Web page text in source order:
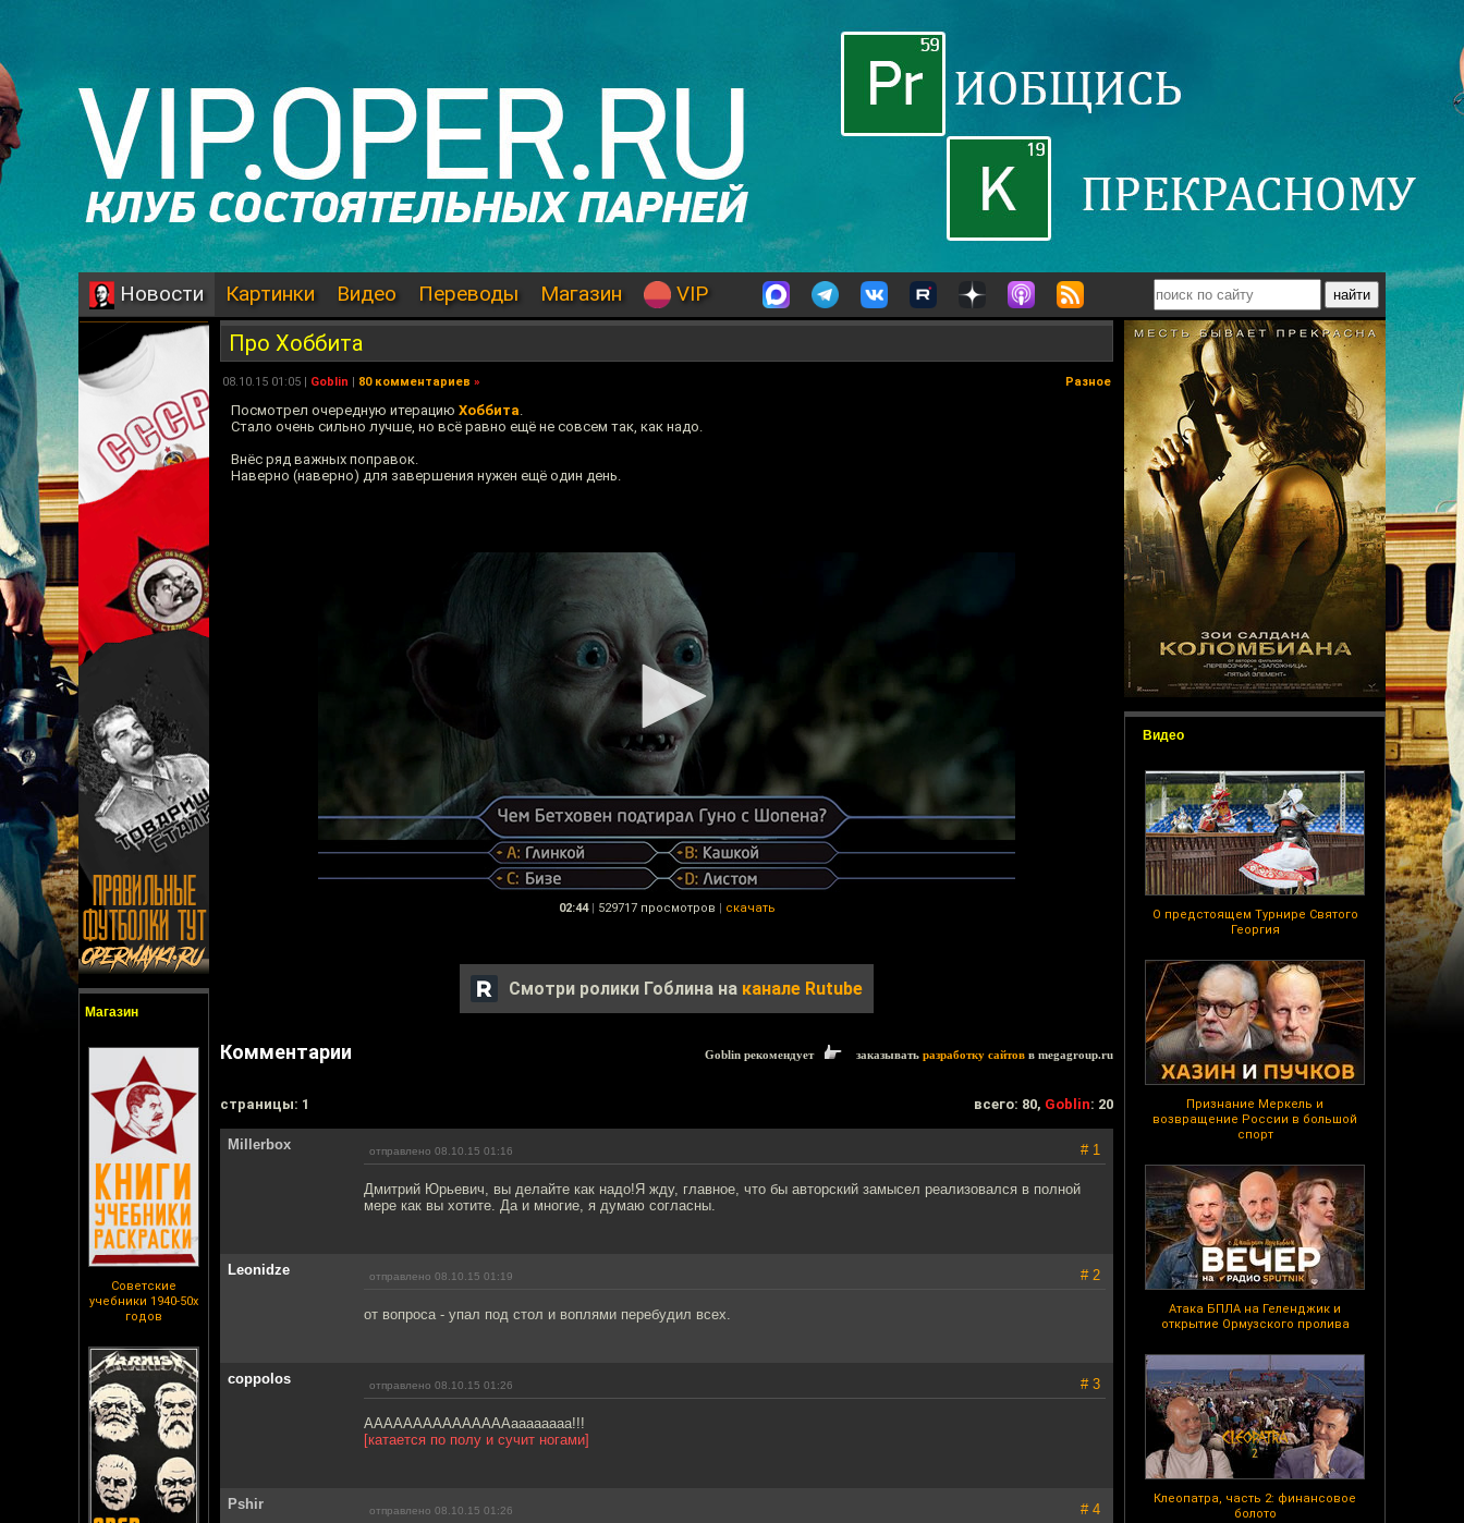
Новости Картинки Видео Переводы Магазин VIP
Магазин
Советские
учебники 1940-50х
годов
Видео
О предстоящем Турнире Святого
Георгия
Признание Меркель и
возвращение России в большой
спорт
Атака БПЛА на Геленджик и
открытие Ормузского пролива
Клеопатра, часть 2: финансовое
болото
Про Хоббита
08.10.15 01:05 | Goblin | 80 комментариев » Разное
Посмотрел очередную итерацию Хоббита.
Стало очень сильно лучше, но всё равно ещё не совсем так, как надо.
Внёс ряд важных поправок.
Наверно (наверно) для завершения нужен ещё один день.
02:44 | 529717 просмотров | скачать
Смотри ролики Гоблина на канале Rutube
Комментарии Goblin рекомендует заказывать разработку сайтов в megagroup.ru
cтраницы: 1 всего: 80, Goblin: 20
Millerbox отправлено 08.10.15 01:16 # 1
Дмитрий Юрьевич, вы делайте как надо!Я жду, главное, что бы авторский замысел реализовался в полной
мере как вы хотите. Да и многие, я думаю согласны.
Leonidze отправлено 08.10.15 01:19 # 2
от вопроса - упал под стол и воплями перебудил всех.
coppolos отправлено 08.10.15 01:26 # 3
АААААААААААААААаааааааа!!!
[катается по полу и сучит ногами]
Pshir отправлено 08.10.15 01:26 # 4